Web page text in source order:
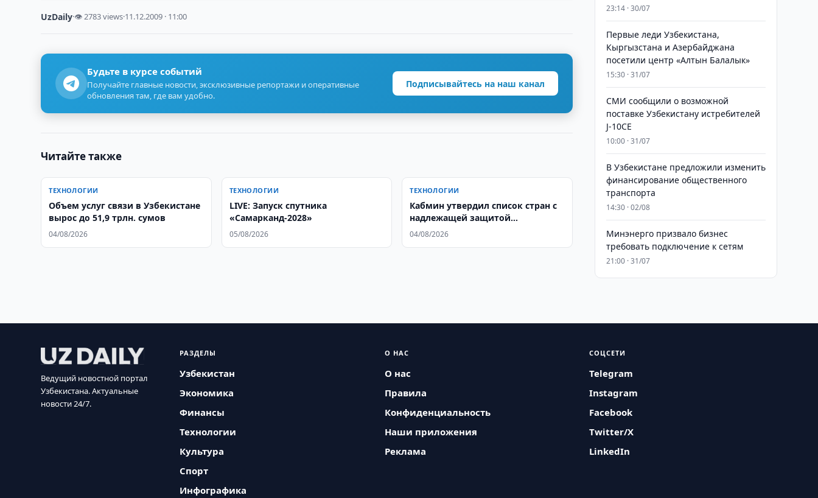
UzDaily·👁 2783 views·11.12.2009 · 11:00
Будьте в курсе событий
Получайте главные новости, эксклюзивные репортажи и оперативные
обновления там, где вам удобно.
Подписывайтесь на наш канал
Читайте также
ТЕХНОЛОГИИ
Объем услуг связи в Узбекистане
вырос до 51,9 трлн. сумов
04/08/2026
ТЕХНОЛОГИИ
LIVE: Запуск спутника
«Самарканд-2028»
05/08/2026
ТЕХНОЛОГИИ
Кабмин утвердил список стран с
надлежащей защитой
персональных данных
04/08/2026
23:14 · 30/07
Первые леди Узбекистана,
Кыргызстана и Азербайджана
посетили центр «Алтын Балалык»
15:30 · 31/07
СМИ сообщили о возможной
поставке Узбекистану истребителей
J-10CE
10:00 · 31/07
В Узбекистане предложили изменить
финансирование общественного
транспорта
14:30 · 02/08
Минэнерго призвало бизнес
требовать подключение к сетям
21:00 · 31/07
Ведущий новостной портал
Узбекистана. Актуальные
новости 24/7.
РАЗДЕЛЫ
Узбекистан
Экономика
Финансы
Технологии
Культура
Спорт
Инфографика
О НАС
О нас
Правила
Конфиденциальность
Наши приложения
Реклама
СОЦСЕТИ
Telegram
Instagram
Facebook
Twitter/X
LinkedIn